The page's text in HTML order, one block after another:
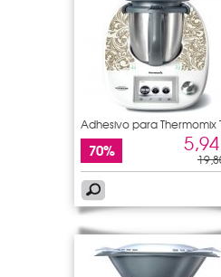
Adhesivo para Thermomix
5
70%